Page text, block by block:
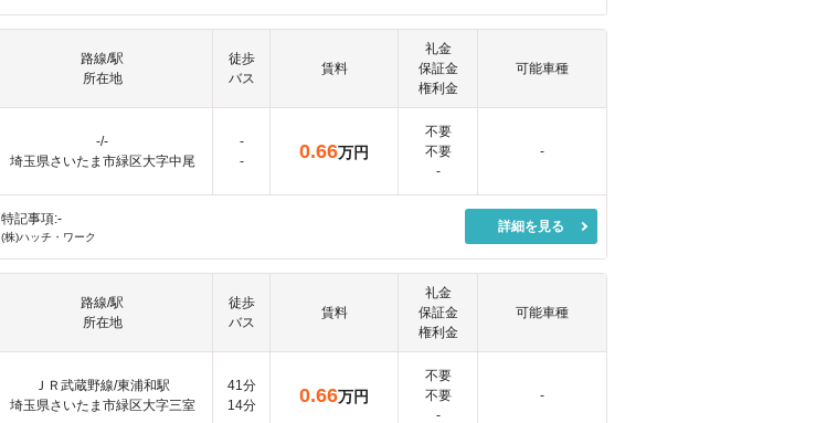
路線/駅
所在地
徒歩
バス
賃料
礼金
保証金
権利金
可能車種
-/-
埼玉県さいたま市緑区大字中尾
-
-
0.66万円
不要
不要
-
-
特記事項:-
(株)ハッチ・ワーク
詳細を見る
路線/駅
所在地
徒歩
バス
賃料
礼金
保証金
権利金
可能車種
ＪＲ武蔵野線/東浦和駅
埼玉県さいたま市緑区大字三室
41分
14分
0.66万円
不要
不要
-
-